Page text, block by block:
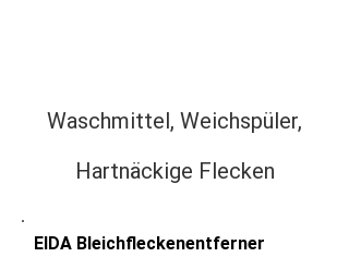
Waschmittel, Weichspüler,
Hartnäckige Flecken
EIDA Bleichfleckenentferner